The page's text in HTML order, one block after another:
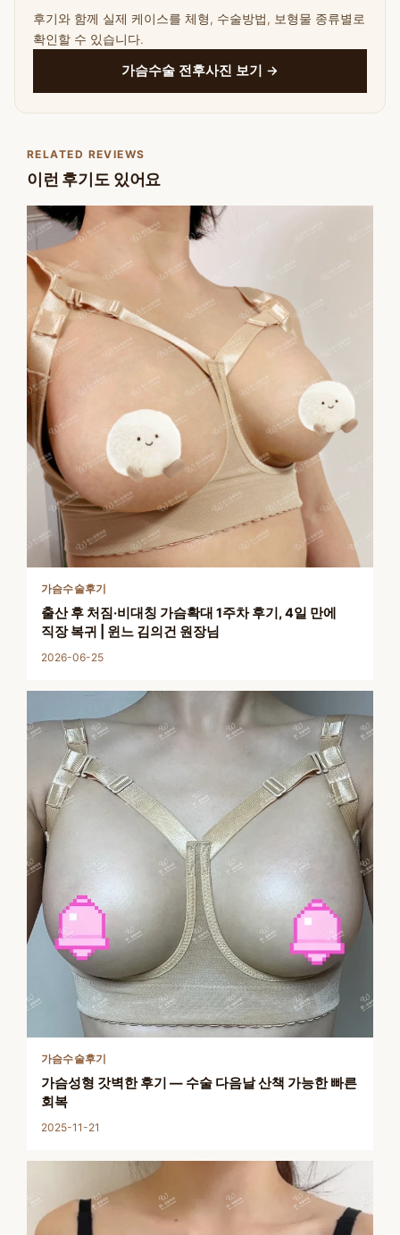
후기와 함께 실제 케이스를 체형, 수술방법, 보형물 종류별로
확인할 수 있습니다.
가슴수술 전후사진 보기 →
RELATED REVIEWS
이런 후기도 있어요
가슴수술후기
출산 후 처짐·비대칭 가슴확대 1주차 후기, 4일 만에
직장 복귀 | 윈느 김의건 원장님
2026-06-25
가슴수술후기
가슴성형 갓벽한 후기 — 수술 다음날 산책 가능한 빠른
회복
2025-11-21